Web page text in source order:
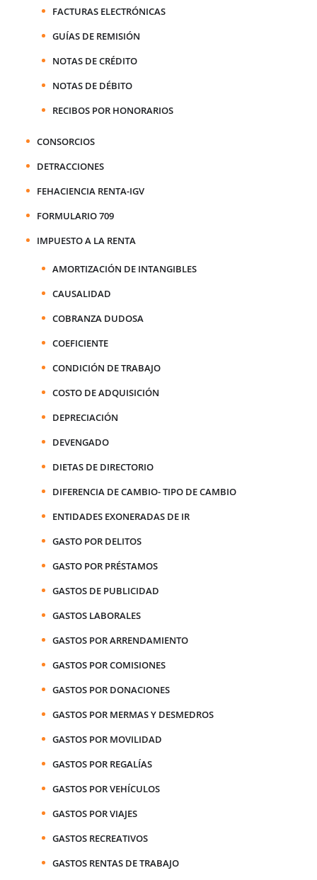
FACTURAS ELECTRÓNICAS
GUÍAS DE REMISIÓN
NOTAS DE CRÉDITO
NOTAS DE DÉBITO
RECIBOS POR HONORARIOS
CONSORCIOS
DETRACCIONES
FEHACIENCIA RENTA-IGV
FORMULARIO 709
IMPUESTO A LA RENTA
AMORTIZACIÓN DE INTANGIBLES
CAUSALIDAD
COBRANZA DUDOSA
COEFICIENTE
CONDICIÓN DE TRABAJO
COSTO DE ADQUISICIÓN
DEPRECIACIÓN
DEVENGADO
DIETAS DE DIRECTORIO
DIFERENCIA DE CAMBIO- TIPO DE CAMBIO
ENTIDADES EXONERADAS DE IR
GASTO POR DELITOS
GASTO POR PRÉSTAMOS
GASTOS DE PUBLICIDAD
GASTOS LABORALES
GASTOS POR ARRENDAMIENTO
GASTOS POR COMISIONES
GASTOS POR DONACIONES
GASTOS POR MERMAS Y DESMEDROS
GASTOS POR MOVILIDAD
GASTOS POR REGALÍAS
GASTOS POR VEHÍCULOS
GASTOS POR VIAJES
GASTOS RECREATIVOS
GASTOS RENTAS DE TRABAJO